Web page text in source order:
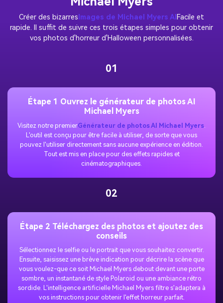
Créer des bizarres Images de Michael Myers AI Facile et
rapide. Il suffit de suivre ces trois étapes simples pour obtenir
vos photos d'horreur d'Halloween personnalisées.
01
Étape 1 Ouvrez le générateur de photos AI
Michael Myers
Visitez notre premierGénérateur de photos AI Michael Myers
L'outil est conçu pour être facile à utiliser, de sorte que vous
pouvez l'utiliser directement sans aucune expérience en édition.
Tout est mis en place pour des effets rapides et
cinématographiques.
02
Étape 2 Téléchargez des photos et ajoutez des
conseils
Sélectionnez le selfie ou le portrait que vous souhaitez convertir.
Ensuite, saisissez une brève indication pour décrire la scène que
vous voulez-que ce soit Michael Myers debout devant une porte
sombre, un instantané de style Polaroid ou une ambiance rétro
sordide. L'intelligence artificielle Michael Myers filtre s'adaptera à
vos instructions pour obtenir l'effet horreur parfait.